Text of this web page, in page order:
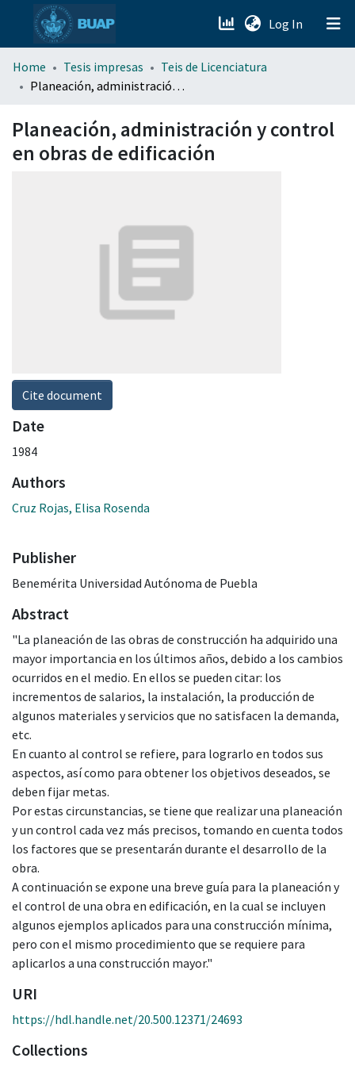
Log In (current)
menu.section.about_menu
Home Tesis impresas
Teis de Licenciatura
Planeación, administración y control en obras de edificación
Planeación, administración y control
en obras de edificación
Cite document
Date
1984
Authors
Cruz Rojas, Elisa Rosenda
Publisher
Benemérita Universidad Autónoma de Puebla
Abstract
"La planeación de las obras de construcción ha adquirido una
mayor importancia en los últimos años, debido a los cambios
ocurridos en el medio. En ellos se pueden citar: los
incrementos de salarios, la instalación, la producción de
algunos materiales y servicios que no satisfacen la demanda,
etc.
En cuanto al control se refiere, para lograrlo en todos sus
aspectos, así como para obtener los objetivos deseados, se
deben fijar metas.
Por estas circunstancias, se tiene que realizar una planeación
y un control cada vez más precisos, tomando en cuenta todos
los factores que se presentarán durante el desarrollo de la
obra.
A continuación se expone una breve guía para la planeación y
el control de una obra en edificación, en la cual se incluyen
algunos ejemplos aplicados para una construcción mínima,
pero con el mismo procedimiento que se requiere para
aplicarlos a una construcción mayor."
URI
https://hdl.handle.net/20.500.12371/24693
Collections